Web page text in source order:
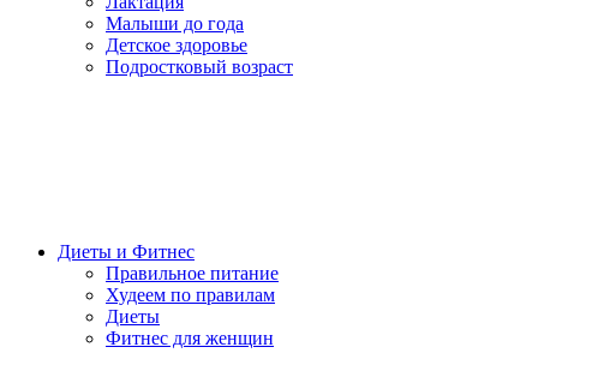
Малыши до года
Детское здоровье
Подростковый возраст
Диеты и Фитнес
Правильное питание
Худеем по правилам
Диеты
Фитнес для женщин